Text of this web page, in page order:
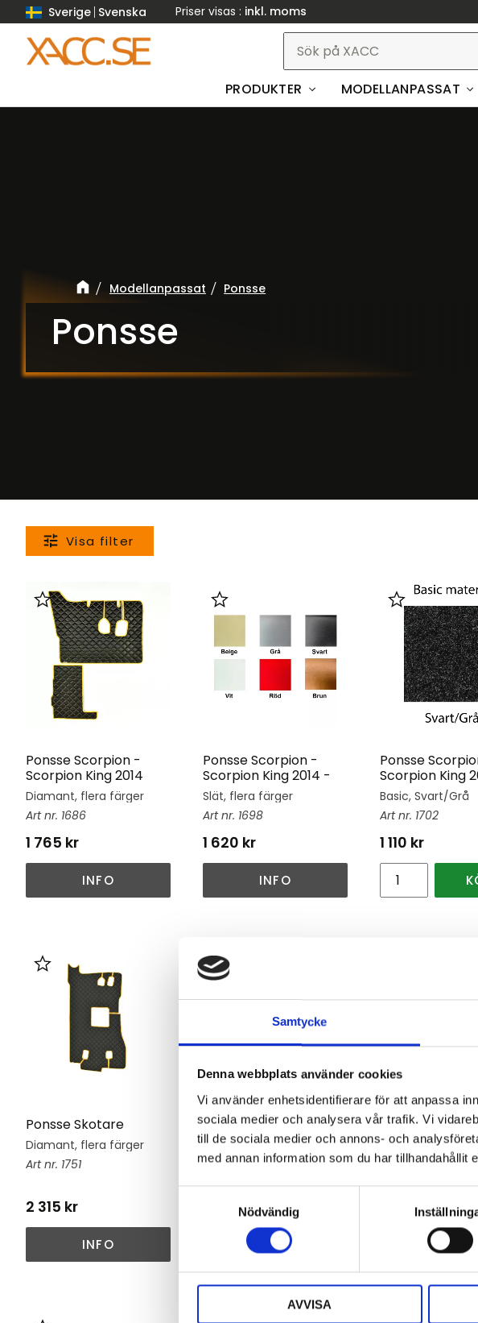
Samtycke
Denna webbplats använder cookies
Vi använder enhetsidentifierare för att anpassa
sociala medier och analysera vår trafik. Vi
till de sociala medier och annons- och
med annan information som du har
y
Nödvändig
AVVISA
Sverige Svenska Priser visas inkl. moms
PRODUKTER MODELLANPASSAT
Ponsse
Modellanpassat Ponsse
Ponsse Scorpion -
Scorpion King 2014
Diamant, flera färger
1686
1 765 kr
Lägg till i favoriter
INFO
Ponsse Scorpion -
Scorpion King 2014 -
Slät, flera färger
1698
1 620 kr
Lägg till i favoriter
INFO
Ponsse
Scorpion King
Basic Svart/Grå
Basic, Svart/Grå
1702
1 110 kr
Lägg till i
Ponsse Skotare
Diamant, flera färger
1751
2 315 kr
Lägg till i favoriter
INFO
Ponsse Skotare 2010-
Slät, flera färger
1763
kr
Lägg till i favoriter
INFO
Ponsse
Basic Svart/
Basic, Svart/Grå
kr
INFO